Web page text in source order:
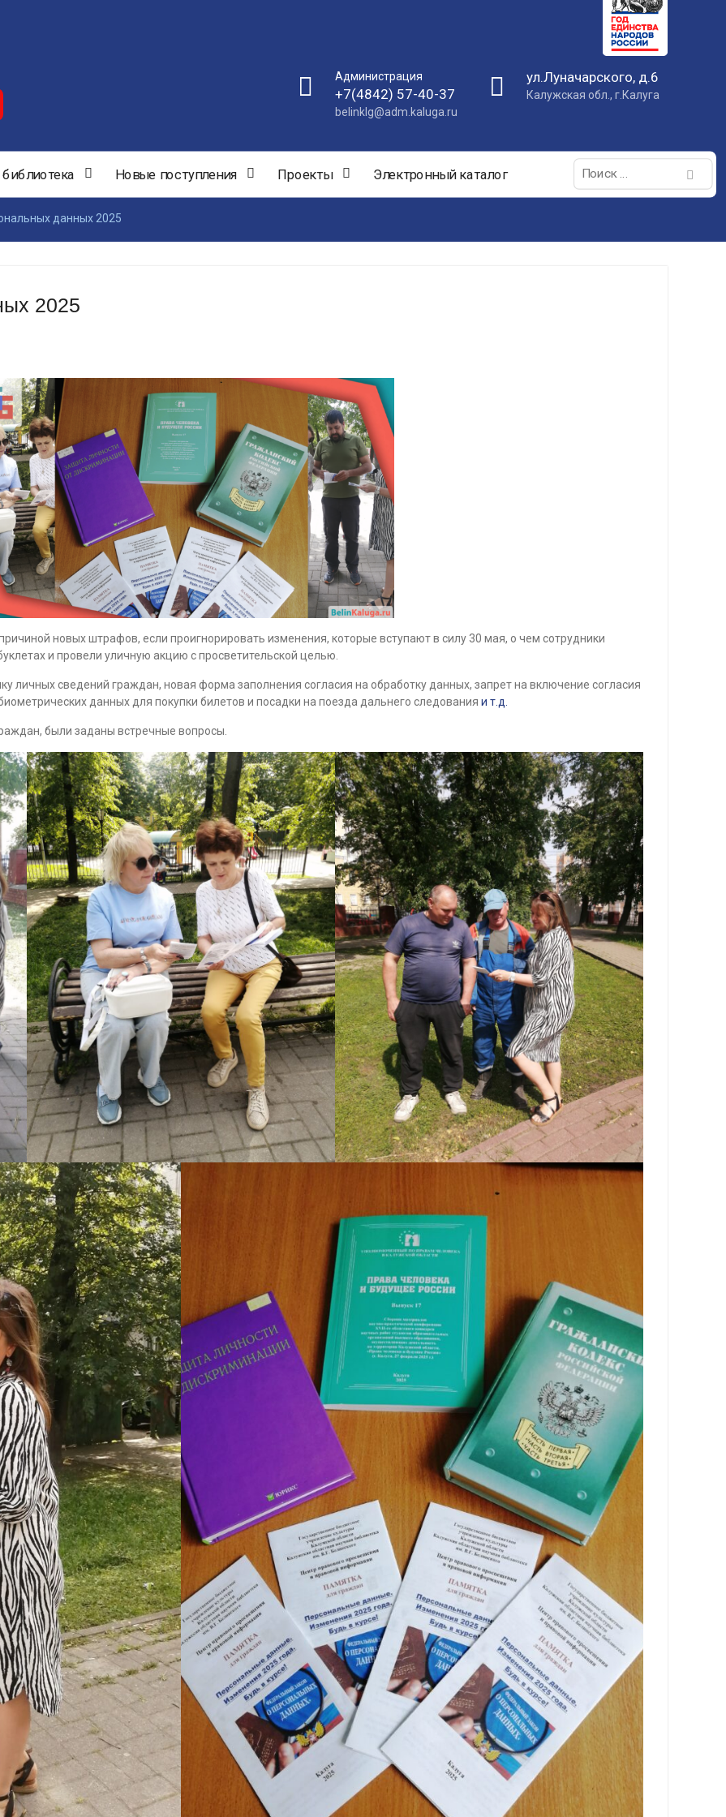
Администрация
+7(4842) 57-40-37
belinklg@adm.kaluga.ru
ул.Луначарского, д.6
Калужская обл., г.Калуга
Новые поступления Проекты Электронный каталог
Поиск:
данных 2025
2025
новых штрафов, если проигнорировать изменения, которые вступают в силу 30 мая, о чем сотрудники
и провели уличную акцию с просветительской целью.
личных сведений граждан, новая форма заполнения согласия на обработку данных, запрет на включение согласия
данных для покупки билетов и посадки на поезда дальнего следования и т.д.
были заданы встречные вопросы.